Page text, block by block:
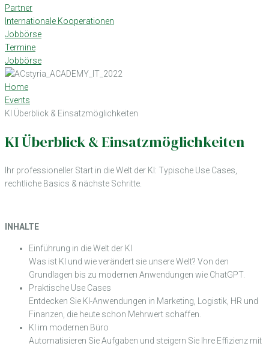
Partner
Internationale Kooperationen
Jobbörse
Termine
Jobbörse
Home
Events
KI Überblick & Einsatzmöglichkeiten
KI Überblick & Einsatzmöglichkeiten
Ihr professioneller Start in die Welt der KI: Typische Use Cases,
rechtliche Basics & nächste Schritte.
INHALTE
Einführung in die Welt der KI
Was ist KI und wie verändert sie unsere Welt? Von den
Grundlagen bis zu modernen Anwendungen wie ChatGPT.
Praktische Use Cases
Entdecken Sie KI-Anwendungen in Marketing, Logistik, HR und
Finanzen, die heute schon Mehrwert schaffen.
KI im modernen Büro
Automatisieren Sie Aufgaben und steigern Sie Ihre Effizienz mit